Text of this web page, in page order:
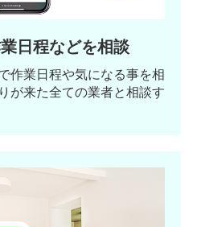
日程などを相談
作業日程や気になる事を相
が来た全ての業者と相談す